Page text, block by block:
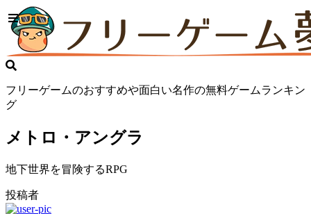
フリーゲームのおすすめや面白い名作の無料ゲームランキン
グ
メトロ・アングラ
地下世界を冒険するRPG
投稿者